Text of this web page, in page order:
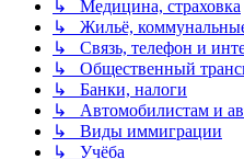
↳ Медицина, страховка
↳ Жильё,
↳ Связь, телефон и
↳ Общественный
↳ Банки, налоги
↳ Автомобилистам и
↳ Виды иммиграции
↳ Учёба